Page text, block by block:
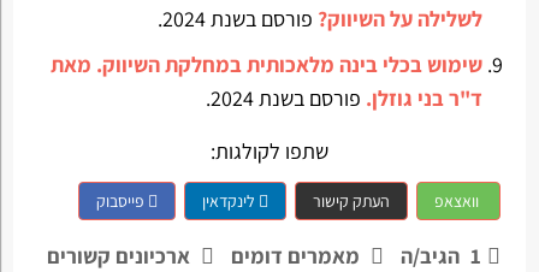
לשלילה על השיווק? פורסם בשנת 2024.
שימוש בכלי בינה מלאכותית במחלקת השיווק. מאת
ד"ר בני גוזלן. פורסם בשנת 2024.
שתפו לקולגות:
וואצאפ העתק קישור לינקדאין פייסבוק
1 הגיב/ה מאמרים דומים ארכיונים קשורים